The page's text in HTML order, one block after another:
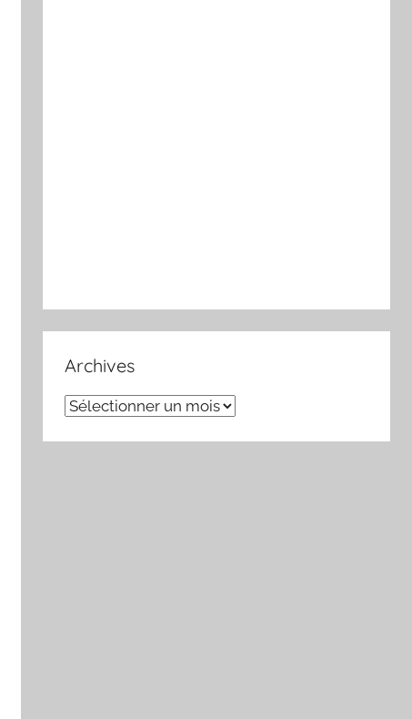
Archives
Archives